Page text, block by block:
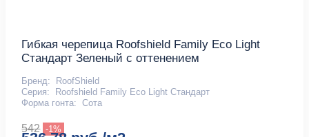
Гибкая черепица Roofshield Family Eco Light
Стандарт Зеленый с оттенением
Бренд:
RoofShield
Серия:
Roofshield Family Eco Light Стандарт
Форма гонта: Сота
542 -1%